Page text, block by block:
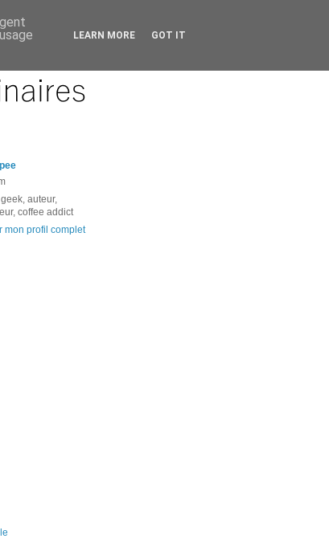
auteur,
coffee addict
mon profil complet
LEARN MORE GOT IT